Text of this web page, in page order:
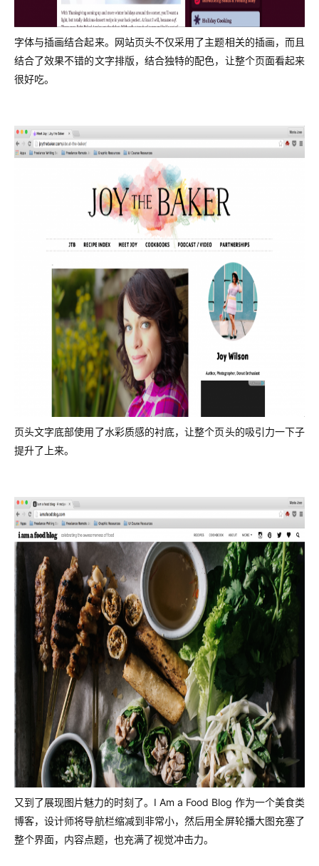
字体与插画结合起来。网站页头不仅采用了主题相关的插画，而且
结合了效果不错的文字排版，结合独特的配色，让整个页面看起来
很好吃。
页头文字底部使用了水彩质感的衬底，让整个页头的吸引力一下子
提升了上来。
又到了展现图片魅力的时刻了。I Am a Food Blog 作为一个美食类
博客，设计师将导航栏缩减到非常小，然后用全屏轮播大图充塞了
整个界面，内容点题，也充满了视觉冲击力。